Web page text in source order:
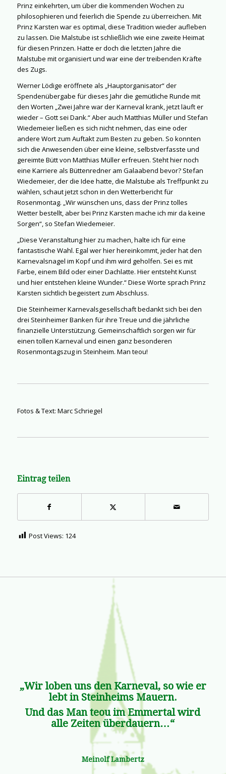
Prinz einkehrten, um über die kommenden Wochen zu
philosophieren und feierlich die Spende zu überreichen. Mit
Prinz Karsten war es optimal, diese Tradition wieder aufleben
zu lassen. Die Malstube ist schließlich wie eine zweite Heimat
für diesen Prinzen. Hatte er doch die letzten Jahre die
Malstube mit organisiert und war eine der treibenden Kräfte
des Zugs.
Werner Lödige eröffnete als „Hauptorganisator“ der
Spendenübergabe für dieses Jahr die gemütliche Runde mit
den Worten „Zwei Jahre war der Karneval krank, jetzt läuft er
wieder – Gott sei Dank.“ Aber auch Matthias Müller und Stefan
Wiedemeier ließen es sich nicht nehmen, das eine oder
andere Wort zum Auftakt zum Besten zu geben. So konnten
sich die Anwesenden über eine kleine, selbstverfasste und
gereimte Bütt von Matthias Müller erfreuen. Steht hier noch
eine Karriere als Büttenredner am Galaabend bevor? Stefan
Wiedemeier, der die Idee hatte, die Malstube als Treffpunkt zu
wählen, schaut jetzt schon in den Wetterbericht für
Rosenmontag. „Wir wünschen uns, dass der Prinz tolles
Wetter bestellt, aber bei Prinz Karsten mache ich mir da keine
Sorgen“, so Stefan Wiedemeier.
„Diese Veranstaltung hier zu machen, halte ich für eine
fantastische Wahl. Egal wer hier hereinkommt, jeder hat den
Karnevalsnagel im Kopf und ihm wird geholfen. Sei es mit
Farbe, einem Bild oder einer Dachlatte. Hier entsteht Kunst
und hier entstehen kleine Wunder.“ Diese Worte sprach Prinz
Karsten sichtlich begeistert zum Abschluss.
Die Steinheimer Karnevalsgesellschaft bedankt sich bei den
drei Steinheimer Banken für ihre Treue und die jährliche
finanzielle Unterstützung. Gemeinschaftlich sorgen wir für
einen tollen Karneval und einen ganz besonderen
Rosenmontagszug in Steinheim. Man teou!
Fotos & Text: Marc Schriegel
Eintrag teilen
Post Views: 124
„Wir loben uns den Karneval, so wie er
lebt in Steinheims Mauern.
Und das Man teou im Emmertal wird
alle Zeiten überdauern…“
Meinolf Lambertz